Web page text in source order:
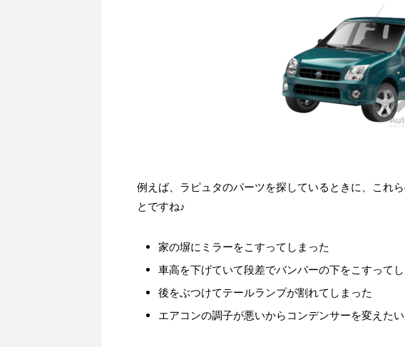
例えば、ラピュタのパーツを探しているときに、これ
とですね♪
家の塀にミラーをこすってしまった
車高を下げていて段差でバンパーの下をこすって
後をぶつけてテールランプが割れてしまった
エアコンの調子が悪いからコンデンサーを変えたい